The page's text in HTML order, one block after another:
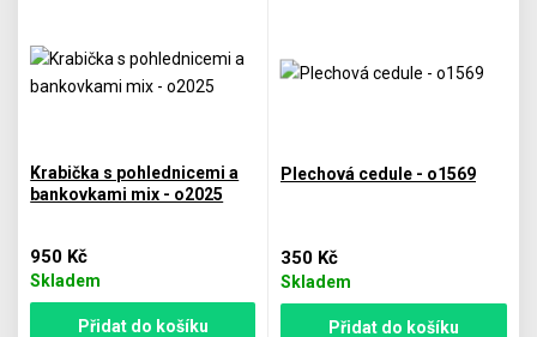
Krabička s pohlednicemi a
bankovkami mix - o2025
950 Kč
Skladem
Přidat do košíku
Plechová cedule - o1569
350 Kč
Skladem
Přidat do košíku